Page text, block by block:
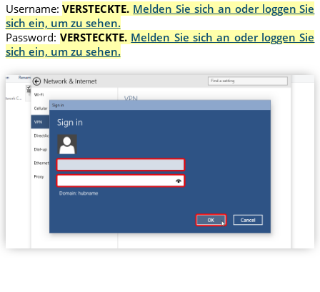
Username:VERSTECKTE. Melden Sie sich an oder loggen Sie
sich ein, um zu sehen.
Password: VERSTECKTE. Melden Sie sich an oder loggen Sie
sich ein, um zu sehen.